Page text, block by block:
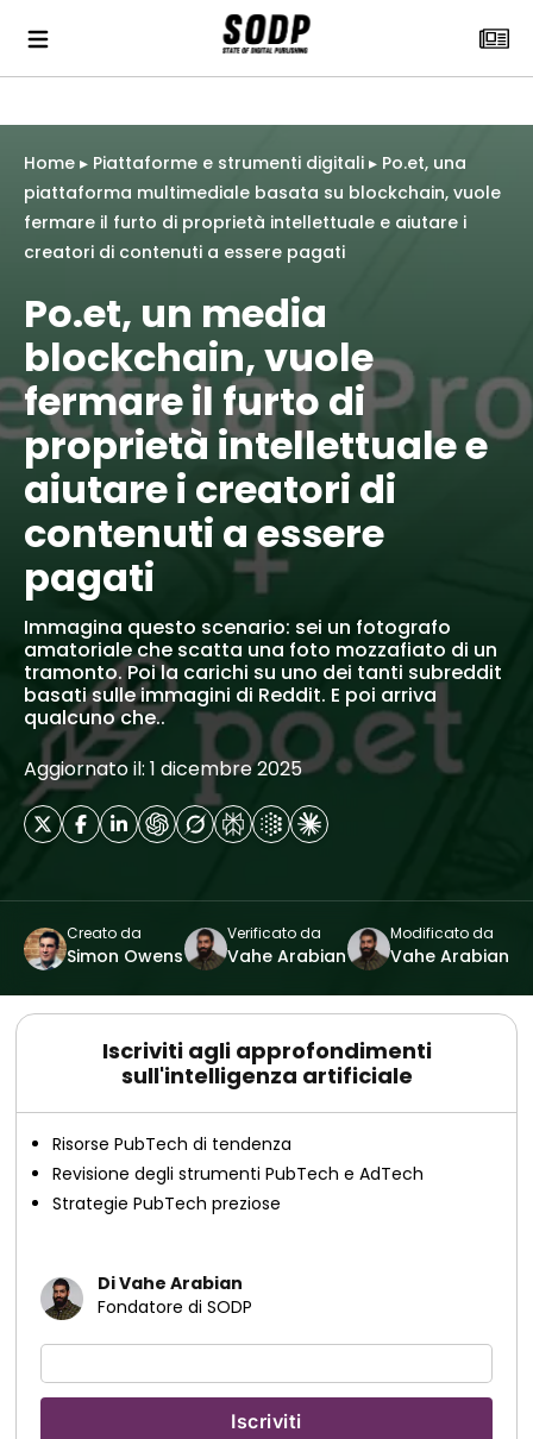
Home ▸ Piattaforme e strumenti digitali ▸ Po.et, una
piattaforma multimediale basata su blockchain, vuole
fermare il furto di proprietà intellettuale e aiutare i
creatori di contenuti a essere pagati
Po.et, un media
blockchain, vuole
fermare il furto di
proprietà intellettuale e
aiutare i creatori di
contenuti a essere
pagati
Immagina questo scenario: sei un fotografo
amatoriale che scatta una foto mozzafiato di un
tramonto. Poi la carichi su uno dei tanti subreddit
basati sulle immagini di Reddit. E poi arriva
qualcuno che..
Aggiornato il: 1 dicembre 2025
Creato da
Simon Owens
Verificato da
Vahe Arabian
Modificato da
Vahe Arabian
Iscriviti agli approfondimenti
sull'intelligenza artificiale
Risorse PubTech di tendenza
Revisione degli strumenti PubTech e AdTech
Strategie PubTech preziose
Di Vahe Arabian
Fondatore di SODP